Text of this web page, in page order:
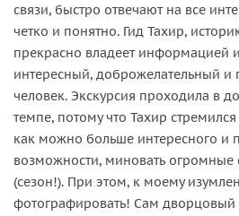
связи, быстро отвечают на все
четко и понятно. Гид Тахир,
прекрасно владеет информацией
интересный, доброжелательный
человек. Экскурсия проходила в
темпе, потому что Тахир стремился
как можно больше интересного и
возможности, миновать огромные
(сезон!). При этом, к моему
фотографировать! Сам дворцовый